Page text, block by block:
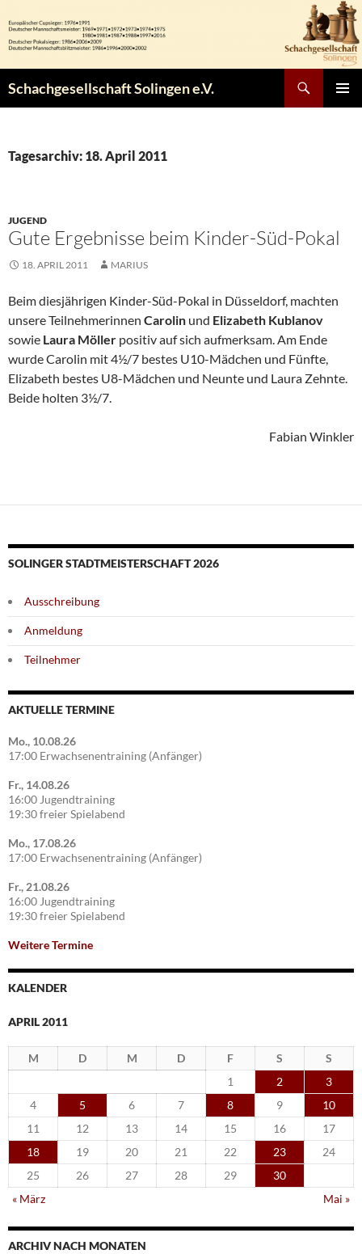
Inhalt
springen
Schachgesellschaft Solingen e.V.
Tagesarchiv: 18. April 2011
JUGEND
Gute Ergebnisse beim Kinder-Süd-Pokal
18. APRIL 2011 MARIUS
Beim diesjährigen Kinder-Süd-Pokal in Düsseldorf, machten
unsere Teilnehmerinnen Carolin und Elizabeth Kublanov
sowie Laura Möller positiv auf sich aufmerksam. Am Ende
wurde Carolin mit 4½/7 bestes U10-Mädchen und Fünfte,
Elizabeth bestes U8-Mädchen und Neunte und Laura Zehnte.
Beide holten 3½/7.
Fabian Winkler
SOLINGER STADTMEISTERSCHAFT 2026
Ausschreibung
Anmeldung
Teilnehmer
AKTUELLE TERMINE
Mo., 10.08.26
17:00 Erwachsenentraining (Anfänger)
Fr., 14.08.26
16:00 Jugendtraining
19:30 freier Spielabend
Mo., 17.08.26
17:00 Erwachsenentraining (Anfänger)
Fr., 21.08.26
16:00 Jugendtraining
19:30 freier Spielabend
Weitere Termine
KALENDER
APRIL 2011
M D M D F S
S
1
2
3
4
5 6 7 8 9
10
11
12 13 14 15 16
17
18
19 20 21 22 23
24
25
26 27 28 29
30
« März
Mai »
ARCHIV NACH MONATEN